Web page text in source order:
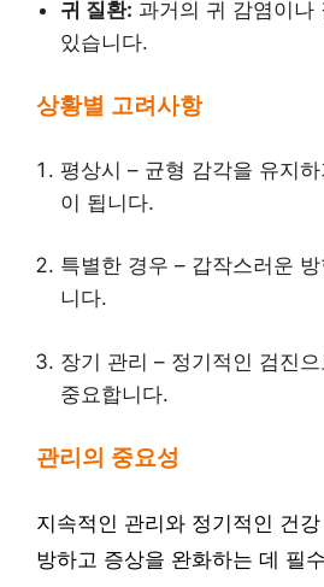
귀 질환: 과거의 귀 감염이나
있습니다.
상황별 고려사항
평상시 – 균형 감각을 유지
이 됩니다.
특별한 경우 – 갑작스러운
니다.
장기 관리 – 정기적인 검진
중요합니다.
관리의 중요성
지속적인 관리와 정기적인 건
방하고 증상을 완화하는 데 필